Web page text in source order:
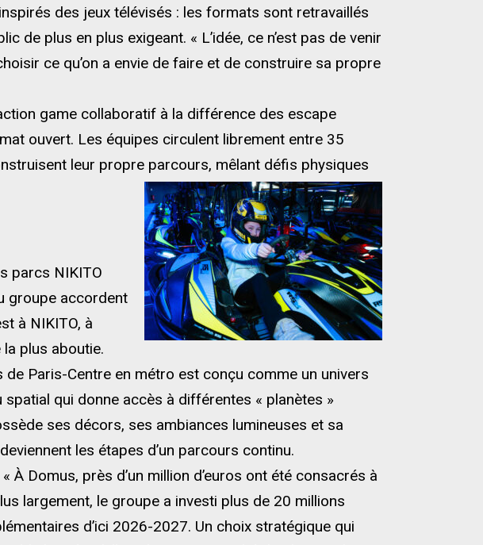
des jeux télévisés : les formats sont retravaillés
de plus en plus exigeant. « L’idée, ce n’est pas de venir
ce qu’on a envie de faire et de construire sa propre
game collaboratif à la différence des escape
ouvert. Les équipes circulent librement entre 35
leur propre parcours, mêlant défis physiques
parcs NIKITO
groupe accordent
à NIKITO, à
plus aboutie.
Paris-Centre en métro est conçu comme un univers
qui donne accès à différentes « planètes »
ses décors, ses ambiances lumineuses et sa
les étapes d’un parcours continu.
Domus, près d’un million d’euros ont été consacrés à
largement, le groupe a investi plus de 20 millions
d’ici 2026-2027. Un choix stratégique qui